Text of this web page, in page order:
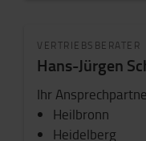
VERTRIEBSBERATER
Hans-Jürgen
Ihr
Heilbronn
Heidelberg